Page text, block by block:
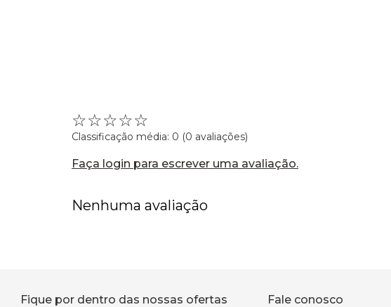
☆☆☆☆☆
Classificação média: 0 (0 avaliações)
Faça login para escrever uma avaliação.
Nenhuma avaliação
Fique por dentro das nossas ofertas
Fale conosco